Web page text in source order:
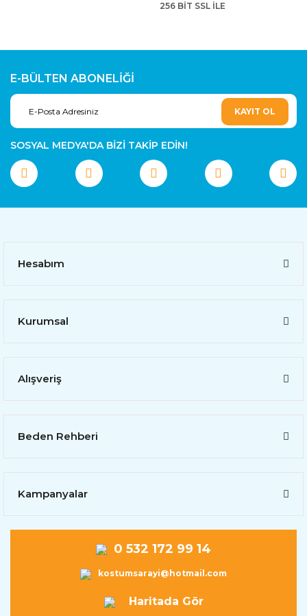
256 BİT SSL İLE
E-BÜLTEN ABONELİĞİ
KAYIT OL
SOSYAL MEDYA'DA BİZİ TAKİP EDİN!
Hesabım
Kurumsal
Alışveriş
Beden Rehberi
Kampanyalar
0 532 172 99 14
kostumsarayi@hotmail.com
Haritada Gör